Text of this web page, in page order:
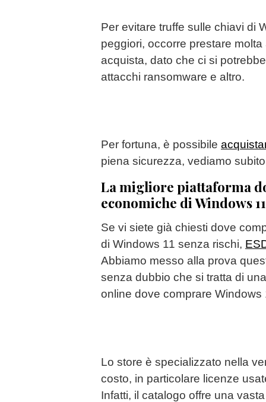
Per evitare truffe sulle chiavi di
peggiori, occorre prestare
acquista, dato che ci si
attacchi ransomware e altro.
Per fortuna, è possibile
piena sicurezza, vediamo
La migliore piattaforma
economiche di Windows 11
Se vi siete già chiesti dove
di Windows 11 senza rischi,
Abbiamo messo alla prova
senza dubbio che si tratta di
online dove comprare Windows
Lo store è specializzato nella
costo, in particolare licenze
Infatti, il catalogo offre una